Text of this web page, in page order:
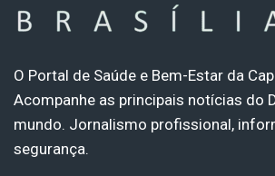
O Portal de Saúde e Bem-Estar da
Acompanhe as principais notícias do
mundo. Jornalismo profissional,
segurança.